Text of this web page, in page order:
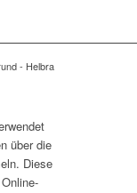
- Helbra
über die
Diese